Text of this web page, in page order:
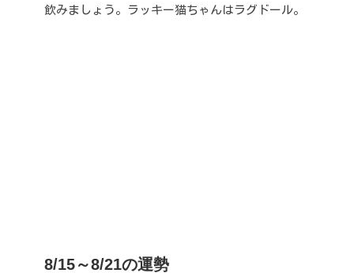
飲みましょう。 ラッキー猫ちゃんはラグドール。
8/15～8/21の運勢